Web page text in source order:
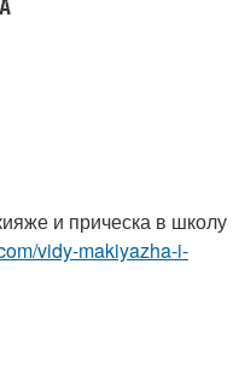
и прическа в школу
vidy-makiyazha-i-